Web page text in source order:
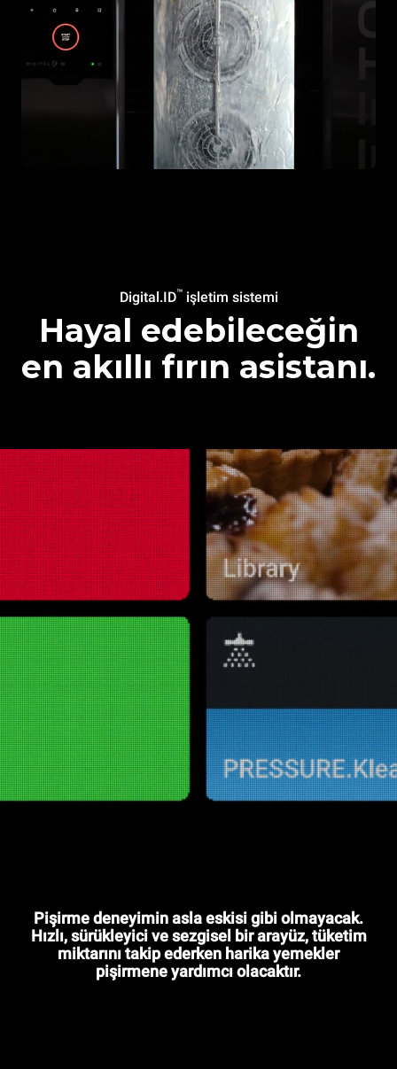
Digital.ID™ işletim sistemi
Hayal edebileceğin
en akıllı fırın asistanı.
Pişirme deneyimin asla eskisi gibi olmayacak.
Hızlı, sürükleyici ve sezgisel bir arayüz, tüketim
miktarını takip ederken harika yemekler
pişirmene yardımcı olacaktır.